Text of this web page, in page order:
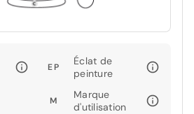
EP
Éclat de
peinture
M
Marque
d'utilisation